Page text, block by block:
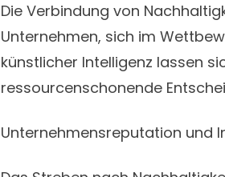
Die Verbindung von
Unternehmen, sich im
künstlicher Intelligenz lassen
ressourcenschonende
Unternehmensreputation und